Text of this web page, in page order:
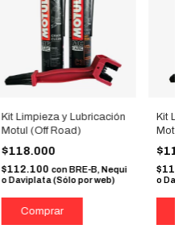
Kit Limpieza y Lubricación
Motul (Off Road)
$118.000
$112.100 con BRE-B, Nequi
o Daviplata (Sólo por web)
Kit
Motul
o